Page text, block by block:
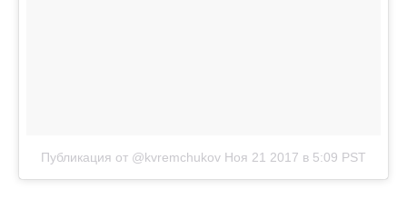
Публикация от @kvremchukov Ноя 21 2017 в 5:09 PST